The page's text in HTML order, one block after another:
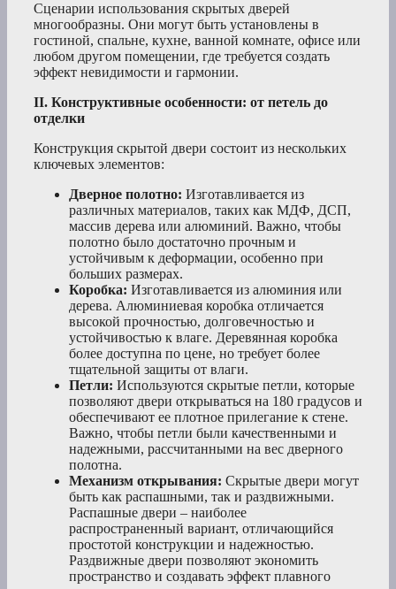
Сценарии использования скрытых дверей
многообразны. Они могут быть установлены в
гостиной, спальне, кухне, ванной комнате, офисе или
любом другом помещении, где требуется создать
эффект невидимости и гармонии.
II. Конструктивные особенности: от петель до
отделки
Конструкция скрытой двери состоит из нескольких
ключевых элементов:
Дверное полотно: Изготавливается из
различных материалов, таких как МДФ, ДСП,
массив дерева или алюминий. Важно, чтобы
полотно было достаточно прочным и
устойчивым к деформации, особенно при
больших размерах.
Коробка: Изготавливается из алюминия или
дерева. Алюминиевая коробка отличается
высокой прочностью, долговечностью и
устойчивостью к влаге. Деревянная коробка
более доступна по цене, но требует более
тщательной защиты от влаги.
Петли: Используются скрытые петли, которые
позволяют двери открываться на 180 градусов и
обеспечивают ее плотное прилегание к стене.
Важно, чтобы петли были качественными и
надежными, рассчитанными на вес дверного
полотна.
Механизм открывания: Скрытые двери могут
быть как распашными, так и раздвижными.
Распашные двери – наиболее
распространенный вариант, отличающийся
простотой конструкции и надежностью.
Раздвижные двери позволяют экономить
пространство и создавать эффект плавного